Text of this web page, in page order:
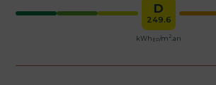
D
249.6
kWh EP/m 2 .an